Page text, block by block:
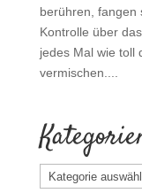
berühren, fangen
Kontrolle über
jedes Mal wie toll
vermischen....
Kategorien